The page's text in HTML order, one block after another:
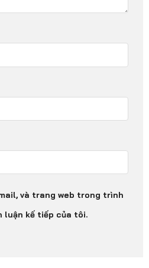
và trang web trong trình
luận kế tiếp của tôi.